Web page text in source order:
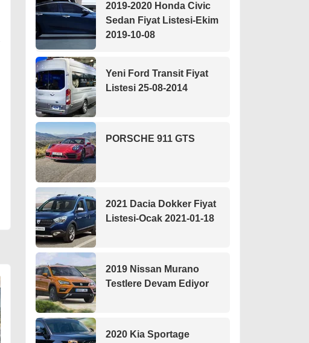
2019-2020 Honda Civic
Sedan Fiyat Listesi-Ekim
2019-10-08
Yeni Ford Transit Fiyat
Listesi 25-08-2014
PORSCHE 911 GTS
2021 Dacia Dokker Fiyat
Listesi-Ocak 2021-01-18
2019 Nissan Murano
Testlere Devam Ediyor
2020 Kia Sportage